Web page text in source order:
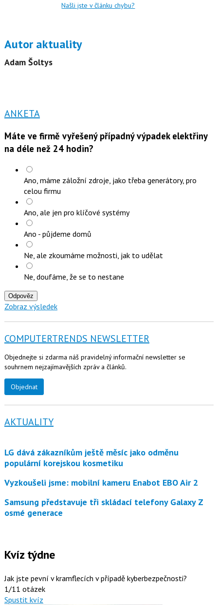
Našli jste v článku chybu?
Autor aktuality
Adam Šoltys
ANKETA
Máte ve firmě vyřešený případný výpadek elektřiny
na déle než 24 hodin?
Ano, máme záložní zdroje, jako třeba generátory, pro
celou firmu
Ano, ale jen pro klíčové systémy
Ano - půjdeme domů
Ne, ale zkoumáme možnosti, jak to udělat
Ne, doufáme, že se to nestane
Odpověz
Zobraz výsledek
COMPUTERTRENDS NEWSLETTER
Objednejte si zdarma náš pravidelný informační newsletter se
souhrnem nejzajímavějších zpráv a článků.
Objednat
AKTUALITY
LG dává zákazníkům ještě měsíc jako odměnu
populární korejskou kosmetiku
Vyzkoušeli jsme: mobilní kameru Enabot EBO Air 2
Samsung představuje tři skládací telefony Galaxy Z
osmé generace
Kvíz týdne
Jak jste pevní v kramflecích v případě kyberbezpečnosti?
1/11 otázek
Spustit kvíz